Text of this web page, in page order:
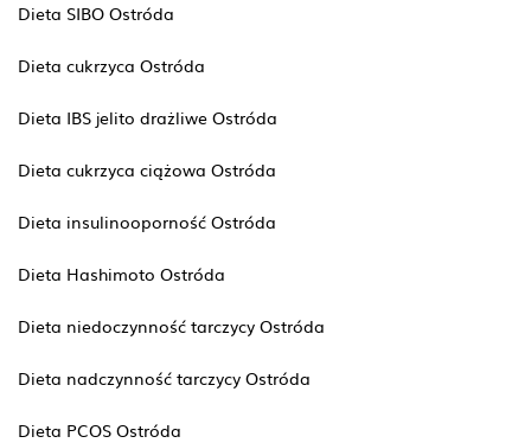
Dieta SIBO Ostróda
Dieta cukrzyca Ostróda
Dieta IBS jelito drażliwe Ostróda
Dieta cukrzyca ciążowa Ostróda
Dieta insulinooporność Ostróda
Dieta Hashimoto Ostróda
Dieta niedoczynność tarczycy Ostróda
Dieta nadczynność tarczycy Ostróda
Dieta PCOS Ostróda